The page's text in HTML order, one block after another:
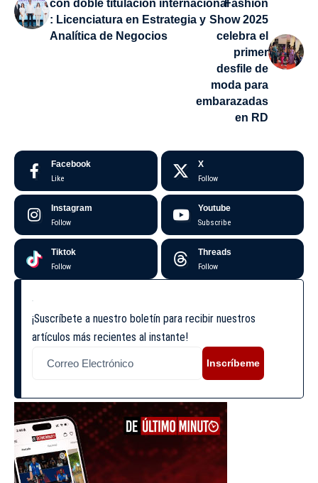
con doble titulación internacional
: Licenciatura en Estrategia y
Analítica de Negocios
Fashion
Show 2025
celebra el
primer
desfile de
moda para
embarazadas
en RD
Facebook
Like
X
Follow
Instagram
Follow
Youtube
Subscribe
Tiktok
Follow
Threads
Follow
¡Suscríbete a nuestro boletín para recibir nuestros
artículos más recientes al instante!
Inscríbeme